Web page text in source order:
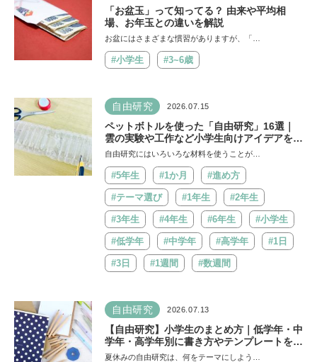
「お盆玉」って知ってる？ 由来や平均相
場、お年玉との違いを解説
お盆にはさまざまな慣習がありますが、「…
#小学生 #3~6歳
自由研究 2026.07.15
ペットボトルを使った「自由研究」16選｜
雲の実験や工作など小学生向けアイデアを紹
介
自由研究にはいろいろな材料を使うことが…
#5年生 #1か月 #進め方
#テーマ選び #1年生 #2年生
#3年生 #4年生 #6年生 #小学生
#低学年 #中学年 #高学年 #1日
#3日 #1週間 #数週間
自由研究 2026.07.13
【自由研究】小学生のまとめ方｜低学年・中
学年・高学年別に書き方やテンプレートを紹
介
夏休みの自由研究は、何をテーマにしよう…